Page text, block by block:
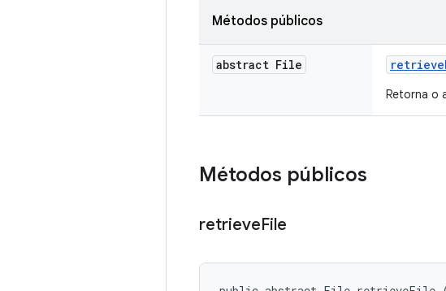
Métodos públicos
abstract File retrieve
Retorna o
Métodos públicos
retrieveFile